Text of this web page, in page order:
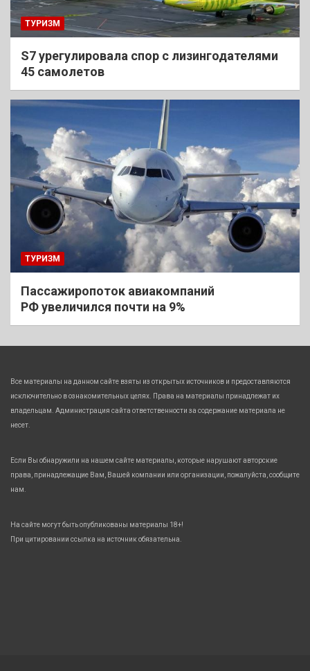
ТУРИЗМ
S7 урегулировала спор с лизингодателями
45 самолетов
ТУРИЗМ
Пассажиропоток авиакомпаний
РФ увеличился почти на 9%
Все материалы на данном сайте взяты из открытых источников и предоставляются
исключительно в ознакомительных целях. Права на материалы принадлежат их
владельцам. Администрация сайта ответственности за содержание материала не
несет.
Если Вы обнаружили на нашем сайте материалы, которые нарушают авторские
права, принадлежащие Вам, Вашей компании или организации, пожалуйста, сообщите
нам.
На сайте могут быть опубликованы материалы 18+!
При цитировании ссылка на источник обязательна.